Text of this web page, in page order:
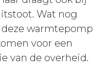
Wat nog
warmtepomp
voor een
van de overheid.